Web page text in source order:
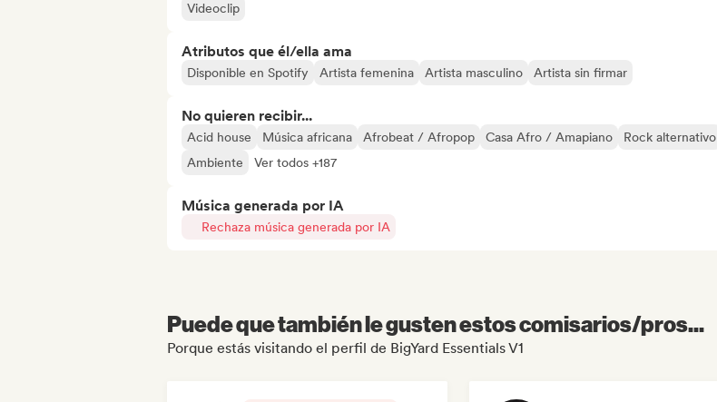
Videoclip
Atributos que él/ella ama
Disponible en Spotify Artista femenina Artista masculino Artista sin firmar
No quieren recibir...
Acid house Música africana Afrobeat / Afropop Casa Afro / Amapiano
Rock alternativo
Ambiente
Ver todos +187
Música generada por IA
Rechaza música generada por IA
Puede que también le gusten estos comisarios/pros...
Porque estás visitando el perfil de BigYard Essentials V1